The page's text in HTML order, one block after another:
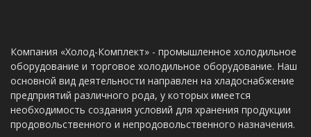
Компания «Холод-Комплект» - промышленное холодильное
оборудование и торговое холодильное оборудование. Наш
основной вид деятельности направлен на хладоснабжение
предприятий различного рода, у которых имеется
необходимость создания условий для хранения продукции
продовольственного и непродовольственного назначения.